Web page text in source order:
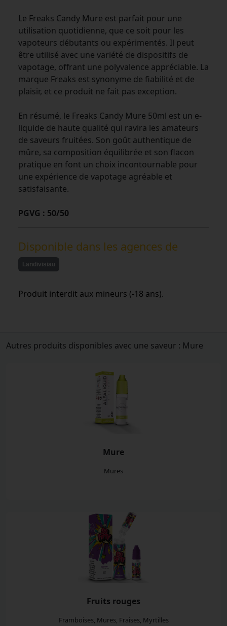
Le Freaks Candy Mure est parfait pour une
utilisation quotidienne, que ce soit pour les
vapoteurs débutants ou expérimentés. Il peut
être utilisé avec une variété de dispositifs de
vapotage, offrant une polyvalence appréciable. La
marque Freaks est synonyme de fiabilité et de
plaisir, et ce produit ne fait pas exception.
En résumé, le Freaks Candy Mure 50ml est un e-
liquide de haute qualité qui ravira les amateurs
de saveurs fruitées. Son goût authentique de
mûre, sa composition équilibrée et son flacon
pratique en font un choix incontournable pour
une expérience de vapotage agréable et
satisfaisante.
PGVG : 50/50
Disponible dans les agences de
Landivisiau
Produit interdit aux mineurs (-18 ans).
Autres produits disponibles avec une saveur : Mure
Mure
Mures
Fruits rouges
Framboises, Mures, Fraises, Myrtilles